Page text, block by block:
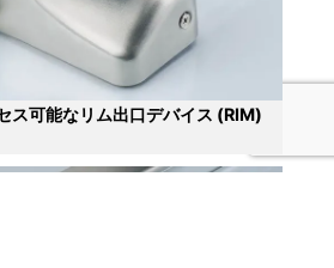
ス可能なリム出口デバイス (RIM)